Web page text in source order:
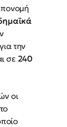
την
σε 240
οι